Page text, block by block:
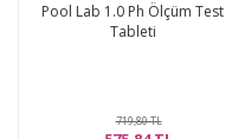
Pool Lab 1.0 Ph Ölçüm Test
Tableti
719,80 TL